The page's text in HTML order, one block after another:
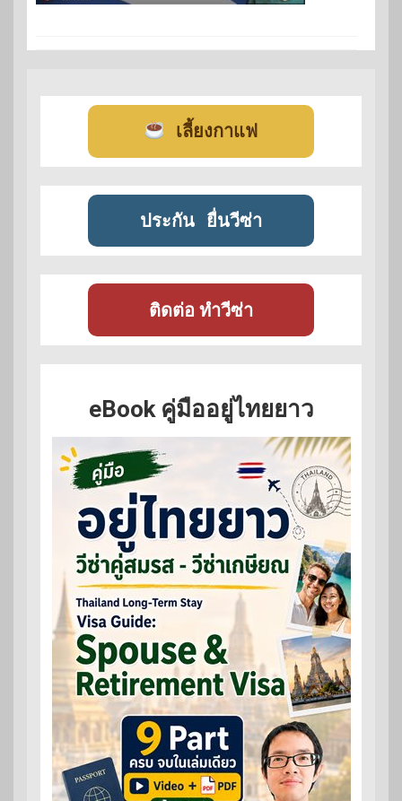
เลี้ยงกาแฟ
ประกัน ยื่นวีซ่า
ติดต่อ ทำวีซ่า
eBook คู่มืออยู่ไทยยาว